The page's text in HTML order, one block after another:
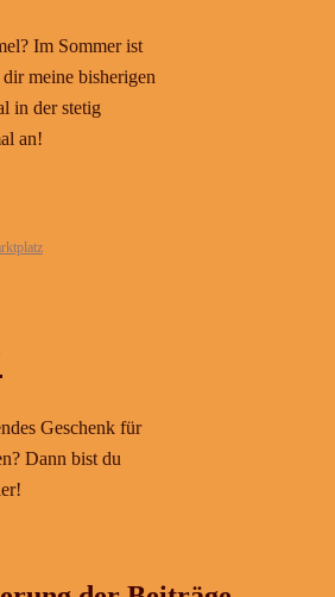
Im Sommer ist
meine bisherigen
in der stetig
an!
Geschenk für
Dann bist du